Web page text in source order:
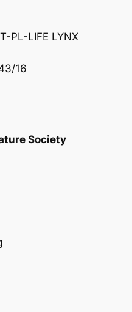
PL-LIFE LYNX
16
Society